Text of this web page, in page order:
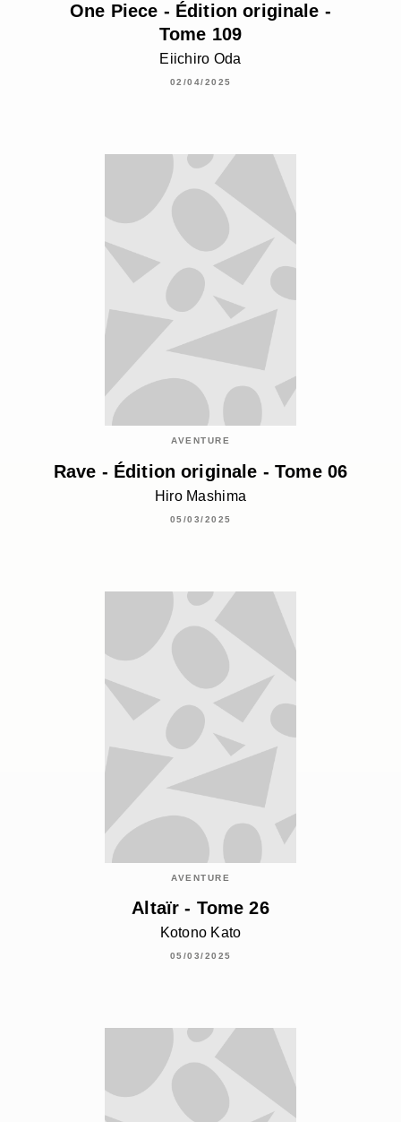
One Piece - Édition originale -
Tome 109
Eiichiro Oda
02/04/2025
AVENTURE
Rave - Édition originale - Tome 06
Hiro Mashima
05/03/2025
AVENTURE
Altaïr - Tome 26
Kotono Kato
05/03/2025